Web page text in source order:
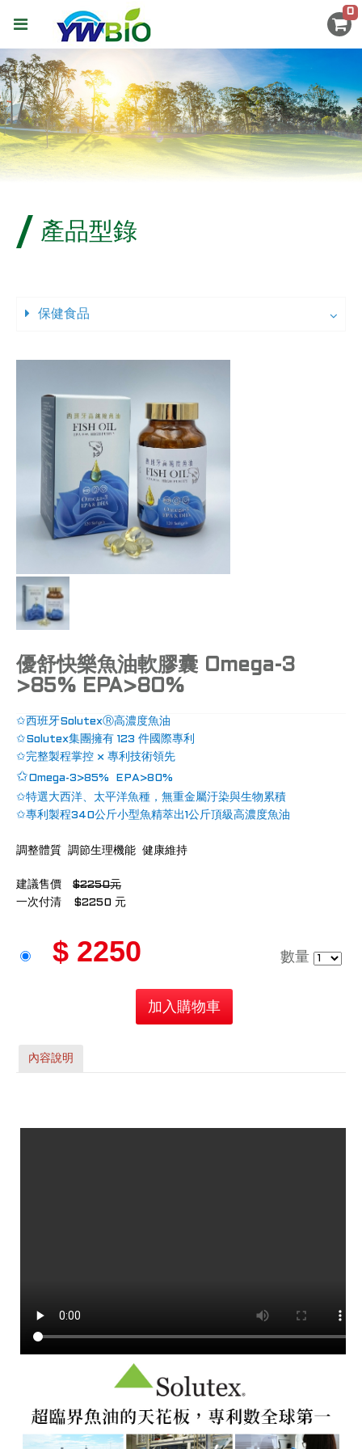
0
產品型錄
保健食品
優舒快樂魚油軟膠囊 Omega-3
>85% EPA>80%
✩西班牙SolutexⓇ高濃度魚油
✩Solutex集團擁有 123 件國際專利
✩完整製程掌控 × 專利技術領先
✩Omega-3>85% EPA>80%
✩特選大西洋、太平洋魚種，無重金屬汙染與生物累積
✩專利製程340公斤小型魚精萃出1公斤頂級高濃度魚油
調整體質 調節生理機能 健康維持
建議售價 $2250元
一次付清 $2250 元
$ 2250 數量
加入購物車
內容說明